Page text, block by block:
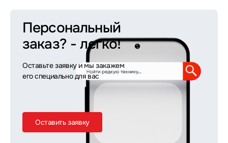
Персональный
заказ? - легко!
Оставьте заявку и мы закажем
его специально для вас
Оставить заявку